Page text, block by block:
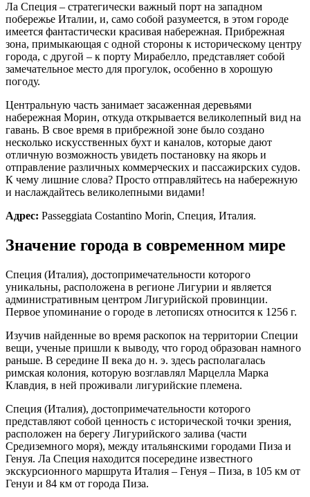
Ла Специя – стратегически важный порт на западном
побережье Италии, и, само собой разумеется, в этом городе
имеется фантастически красивая набережная. Прибрежная
зона, примыкающая с одной стороны к историческому центру
города, с другой – к порту Мирабелло, представляет собой
замечательное место для прогулок, особенно в хорошую
погоду.
Центральную часть занимает засаженная деревьями
набережная Морин, откуда открывается великолепный вид на
гавань. В свое время в прибрежной зоне было создано
несколько искусственных бухт и каналов, которые дают
отличную возможность увидеть постановку на якорь и
отправление различных коммерческих и пассажирских судов.
К чему лишние слова? Просто отправляйтесь на набережную
и наслаждайтесь великолепными видами!
Адрес: Passeggiata Costantino Morin, Специя, Италия.
Значение города в современном мире
Специя (Италия), достопримечательности которого
уникальны, расположена в регионе Лигурии и является
административным центром Лигурийской провинции.
Первое упоминание о городе в летописях относится к 1256 г.
Изучив найденные во время раскопок на территории Специи
вещи, ученые пришли к выводу, что город образован намного
раньше. В середине II века до н. э. здесь располагалась
римская колония, которую возглавлял Марцелла Марка
Клавдия, в ней проживали лигурийские племена.
Специя (Италия), достопримечательности которого
представляют собой ценность с исторической точки зрения,
расположен на берегу Лигурийского залива (части
Средиземного моря), между итальянскими городами Пиза и
Генуя. Ла Специя находится посередине известного
экскурсионного маршрута Италия – Генуя – Пиза, в 105 км от
Генуи и 84 км от города Пиза.